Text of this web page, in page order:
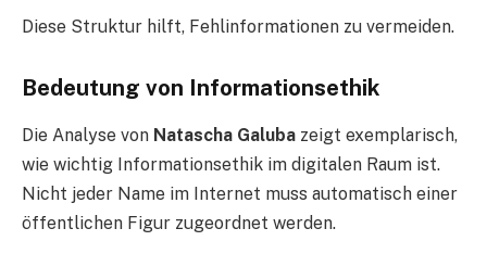
Diese Struktur hilft, Fehlinformationen zu vermeiden.
Bedeutung von Informationsethik
Die Analyse von Natascha Galuba zeigt exemplarisch,
wie wichtig Informationsethik im digitalen Raum ist.
Nicht jeder Name im Internet muss automatisch einer
öffentlichen Figur zugeordnet werden.